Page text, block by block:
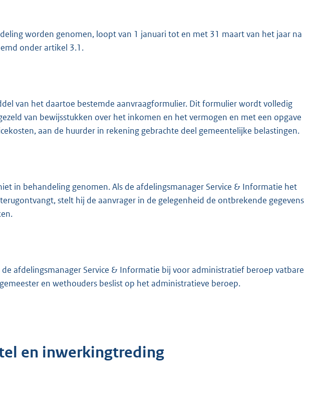
worden genomen, loopt van 1 januari tot en met 31 maart van het jaar na
onder artikel 3.1.
van het daartoe bestemde aanvraagformulier. Dit formulier wordt volledig
van bewijsstukken over het inkomen en het vermogen en met een opgave
aan de huurder in rekening gebrachte deel gemeentelijke belastingen.
in behandeling genomen. Als de afdelingsmanager Service & Informatie het
stelt hij de aanvrager in de gelegenheid de ontbrekende gegevens
afdelingsmanager Service & Informatie bij voor administratief beroep vatbare
en wethouders beslist op het administratieve beroep.
en inwerkingtreding